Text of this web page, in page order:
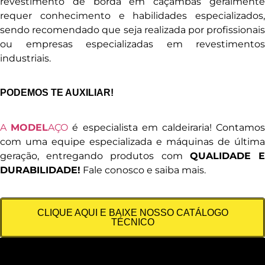
requer conhecimento e habilidades especializados,
sendo recomendado que seja realizada por profissionais
ou empresas especializadas em revestimentos
industriais.
PODEMOS TE AUXILIAR!
A MODELAÇO é especialista em caldeiraria! Contamos
com uma equipe especializada e máquinas de última
geração, entregando produtos com QUALIDADE E
DURABILIDADE! Fale conosco e saiba mais.
CLIQUE AQUI E BAIXE NOSSO CATÁLOGO
TÉCNICO